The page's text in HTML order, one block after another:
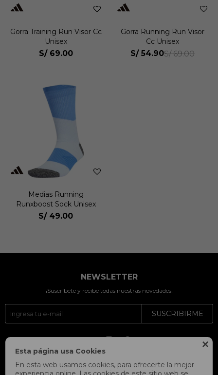

Esta página usa Cookies
En esta web usamos cookies, para ofrecerte la mejor
Gorra Training Run Visor Cc
Unisex
S/ 69.00
Gorra Running Run Visor
Cc Unisex
S/ 54.90S/ 69.00
Medias Running
Runxboost Sock Unisex
S/ 49.00
NEWSLETTER
¡Suscríbete y recibe todas nuestras novedades!
SUSCRIBIRME